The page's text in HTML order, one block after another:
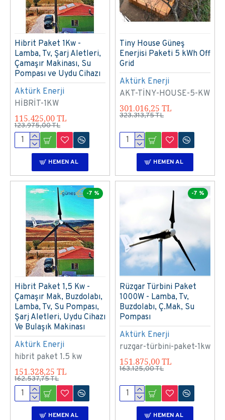
Aktürk Enerji
HİBRİT-1KW
Hibrit Paket 1Kw -
Lamba, Tv, Şarj Aletleri,
Çamaşır Makinası, Su
Pompası ve Uydu Cihazı
115.425,00 TL
123.975,00 TL
HEMEN AL
Aktürk Enerji
AKT-TİNY-HOUSE-5-KW
Tiny House Güneş
Enerjisi Paketi 5 kWh Off
Grid
301.016,25 TL
323.313,75 TL
HEMEN AL
-7 %
Aktürk Enerji
hibrit paket 1.5 kw
Hibrit Paket 1,5 Kw -
Çamaşır Mak, Buzdolabı,
Lamba, Tv, Su Pompası,
Şarj Aletleri, Uydu Cihazı
Ve Bulaşık Makinası
151.328,25 TL
162.537,75 TL
HEMEN AL
-7 %
Aktürk Enerji
ruzgar-türbini-paket-1kw
Rüzgar Türbini Paket
1000W - Lamba, Tv,
Buzdolabı, Ç.Mak, Su
Pompası
151.875,00 TL
163.125,00 TL
HEMEN AL